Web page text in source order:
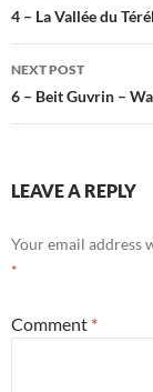
navigation
4 – La Vallée du
NEXT POST
6 – Beit Guvrin –
LEAVE A REPLY
Your email address
*
Comment *